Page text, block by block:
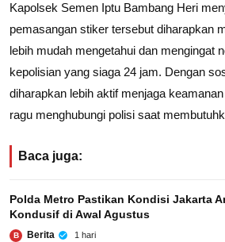
Kapolsek Semen Iptu Bambang Heri
pemasangan stiker tersebut diharapkan
lebih mudah mengetahui dan mengingat
kepolisian yang siaga 24 jam. Dengan
diharapkan lebih aktif menjaga
ragu menghubungi polisi saat
Baca juga:
Polda Metro Pastikan Kondisi Jakarta
Kondusif di Awal Agustus
B Berita 1 hari